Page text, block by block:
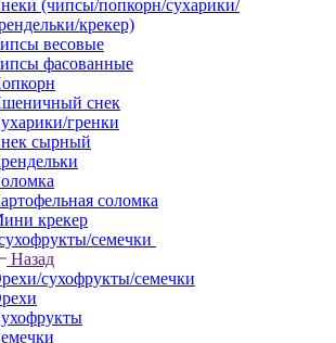
(чипсы/попкорн/сухарики/
крекер)
весовые
фасованные
снек
гренки
сырный
соломка
крекер
семечки
Назад
сухофрукты/семечки